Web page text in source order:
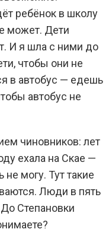
ребёнок в школу
может. Дети
И я шла с ними до
чтобы они не
в автобус — едешь
автобус не
чиновников: лет
ехала на Скае —
не могу. Тут такие
Люди в пять
Степановки